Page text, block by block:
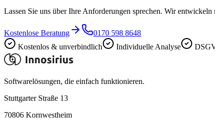
Lassen Sie uns über Ihre Anforderungen sprechen. Wir
Kostenlose Beratung
0170 598 8648
Kostenlos & unverbindlich
Individuelle Analyse
Softwarelösungen, die einfach funktionieren.
Stuttgarter Straße 13
70806 Kornwestheim